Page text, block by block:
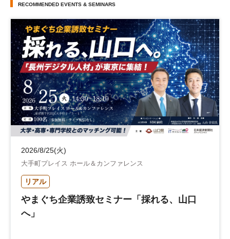
RECOMMENDED EVENTS & SEMINARS
2026/8/25(火)
大手町プレイス ホール＆カンファレンス
リアル
やまぐち企業誘致セミナー「採れる、山口
へ」